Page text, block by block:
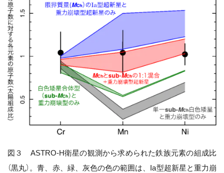
図３ ASTRO-H衛星の観測から求められた鉄族元素の組成比
（黒丸）。青、赤、緑、灰色の色の範囲は、Ia型超新星と重力崩